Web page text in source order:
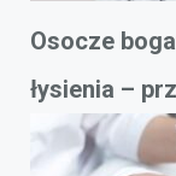
Osocze
łysienia –